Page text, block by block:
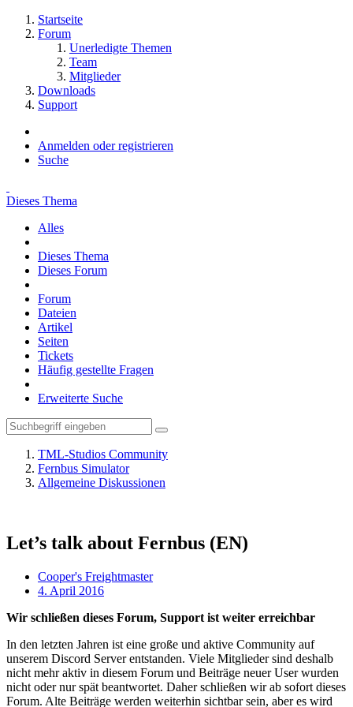
Startseite
Forum
Unerledigte Themen
Team
Mitglieder
Downloads
Support
Anmelden oder registrieren
Suche
Dieses Thema
Alles
Dieses Thema
Dieses Forum
Forum
Dateien
Artikel
Seiten
Tickets
Häufig gestellte Fragen
Erweiterte Suche
TML-Studios Community
Fernbus Simulator
Allgemeine Diskussionen
Let’s talk about Fernbus (EN)
Cooper's Freightmaster
4. April 2016
Wir schließen dieses Forum, Support ist weiter erreichbar
In den letzten Jahren ist eine große und aktive Community auf
unserem Discord Server entstanden. Viele Mitglieder sind deshalb
nicht mehr aktiv in diesem Forum und Beiträge neuer User wurden
nicht oder nur spät beantwortet. Daher schließen wir ab sofort dieses
Forum. Alte Beiträge werden weiterhin sichtbar sein, aber es wird